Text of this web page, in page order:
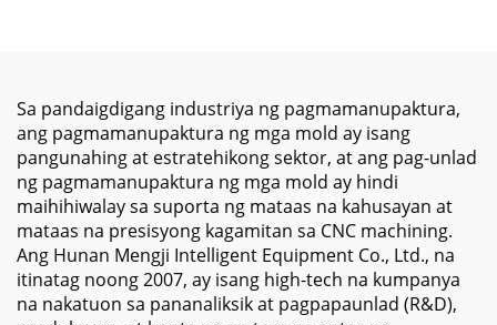
Metal Milling
Sa pandaigdigang industriya ng pagmamanupaktura,
ang pagmamanupaktura ng mga mold ay isang
pangunahing at estratehikong sektor, at ang pag-unlad
ng pagmamanupaktura ng mga mold ay hindi
maihihiwalay sa suporta ng mataas na kahusayan at
mataas na presisyong kagamitan sa CNC machining.
Ang Hunan Mengji Intelligent Equipment Co., Ltd., na
itinatag noong 2007, ay isang high-tech na kumpanya
na nakatuon sa pananaliksik at pagpapaunlad (R&D),